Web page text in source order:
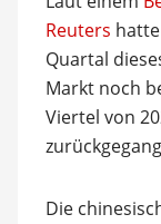
Reuters
Quartal
Markt noch
Viertel von
Die